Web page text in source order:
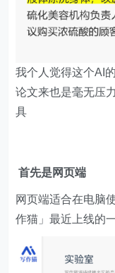
我个人觉得这个AI
论文来也是毫无压
具
首先是网页端
网页端适合在电脑
作猫」最近上线的